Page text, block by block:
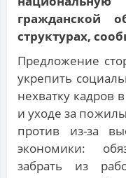
гражданской
структурах,
Предложение
укрепить
нехватку кадров
и уходе за
против из-за
экономики:
забрать из